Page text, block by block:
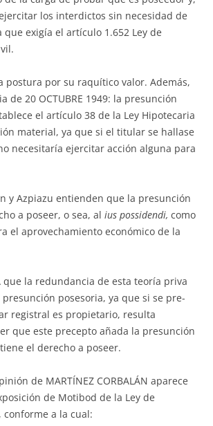
los inter­dic­tos sin ne­cesidad de
exigía el artículo 1.652 Ley de
postura por su raquítico valor. Además,
de 20 OCTUBRE 1949: la presunción
el artículo 38 de la Ley Hipotecaria
material, ya que si el titular se hallase
ne­cesitaría ejercitar acción alguna para
y Azpiazu entienden que la presunción
a poseer, o sea, al ius possidendi, como
el aprovechamiento económico de la
que la re­dundancia de esta teoría priva
posesoria, ya que si se pre­
registral es propietario, resulta
que este precepto añada la presun­ción
el derecho a poseer.
de MARTÍNEZ CORBALÁN aparece
de Motibod de la Ley de
conforme a la cual: